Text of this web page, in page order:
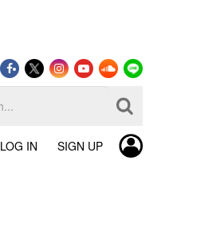
LOG IN SIGN UP